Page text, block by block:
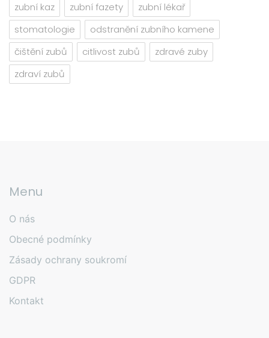
zubní kaz
zubní fazety
zubní lékař
stomatologie
odstranění zubního kamene
čištění zubů
citlivost zubů
zdravé zuby
zdraví zubů
Menu
O nás
Obecné podmínky
Zásady ochrany soukromí
GDPR
Kontakt